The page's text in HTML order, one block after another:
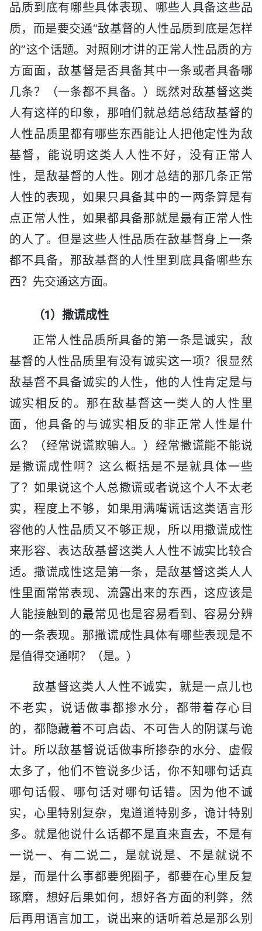
品质到底有哪些具体表现、哪些人具备这些品
质，而是要交通“敌基督的人性品质到底是怎样
的”这个话题。对照刚才讲的正常人性品质的方
方面面，敌基督是否具备其中一条或者具备哪
几条？（一条都不具备。）既然对敌基督这类
人有这样的印象，那咱们就总结总结敌基督的
人性品质里都有哪些东西能让人把他定性为敌
基督，能说明这类人人性不好，没有正常人
性，是敌基督的人性。刚才总结的那几条正常
人性的表现，如果只具备其中的一两条算是有
点正常人性，如果都具备那就是最有正常人性
的人了。但是这些人性品质在敌基督身上一条
都不具备，那敌基督的人性里到底具备哪些东
西？先交通这方面。
（1）撒谎成性
正常人性品质所具备的第一条是诚实，敌
基督的人性品质里有没有诚实这一项？很显然
敌基督不具备诚实的人性，他的人性肯定是与
诚实相反的。那在敌基督这一类人的人性里
面，他具备的与诚实相反的非正常人性是什
么？（经常说谎欺骗人。）经常撒谎能不能说
是撒谎成性啊？这么概括是不是就具体一些
了？如果说这个人总撒谎或者说这个人不太老
实，程度上不够，如果用满嘴谎话这类语言形
容他的人性品质又不够正规，所以用撒谎成性
来形容、表达敌基督这类人人性不诚实比较合
适。撒谎成性这是第一条，是敌基督这类人人
性里面常常表现、流露出来的东西，这应该是
人能接触到的最常见也是容易看到、容易分辨
的一条表现。那撒谎成性具体有哪些表现是不
是值得交通啊？（是。）
敌基督这类人人性不诚实，就是一点儿也
不老实，说话做事都掺水分，都带着存心目
的，都隐藏着不可启齿、不可告人的阴谋与诡
计。所以敌基督说话做事所掺杂的水分、虚假
太多了，他们不管说多少话，你不知哪句话真
哪句话假、哪句话对哪句话错。因为他不诚
实，心里特别复杂，鬼道道特别多，诡计特别
多。就是他说什么话都不是直来直去，不是有
一说一、有二说二，是就说是、不是就说不
是，而是什么事都要兜圈子，都要在心里反复
琢磨，想好后果如何，想好各方面的利弊，然
后再用语言加工，说出来的话听着总是那么别